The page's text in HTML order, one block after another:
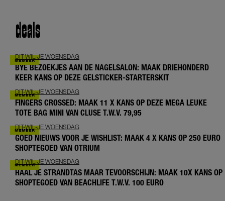
deals
DIT-WIL-JE WOENSDAG
BYE BEZOEKJES AAN DE NAGELSALON: MAAK DRIEHONDERD
KEER KANS OP DEZE GELSTICKER-STARTERSKIT
DIT-WIL-JE WOENSDAG
FINGERS CROSSED: MAAK 11 X KANS OP DEZE MEGA LEUKE
TOTE BAG MINI VAN CLUSE T.W.V. 79,95
DIT-WIL-JE WOENSDAG
GOED NIEUWS VOOR JE WISHLIST: MAAK 4 X KANS OP 250 EURO
SHOPTEGOED VAN OTRIUM
DIT-WIL-JE WOENSDAG
HAAL JE STRANDTAS MAAR TEVOORSCHIJN: MAAK 10X KANS OP
SHOPTEGOED VAN BEACHLIFE T.W.V. 100 EURO